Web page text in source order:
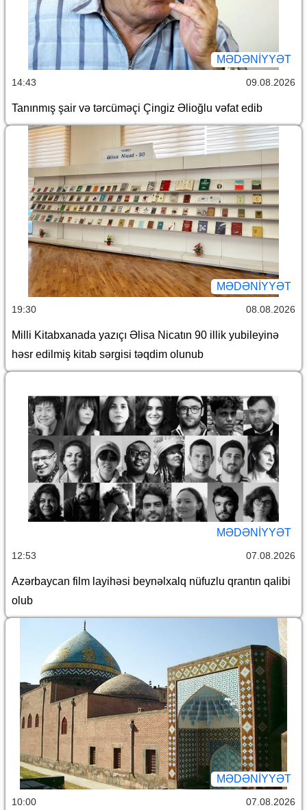
MƏDƏNIYYƏT
14:43 09.08.2026
Tanınmış şair və tərcüməçi Çingiz Əlioğlu vəfat edib
MƏDƏNIYYƏT
19:30 08.08.2026
Milli Kitabxanada yazıçı Əlisa Nicatın 90 illik yubileyinə
həsr edilmiş kitab sərgisi təqdim olunub
MƏDƏNIYYƏT
12:53 07.08.2026
Azərbaycan film layihəsi beynəlxalq nüfuzlu qrantın qalibi
olub
MƏDƏNIYYƏT
10:00 07.08.2026